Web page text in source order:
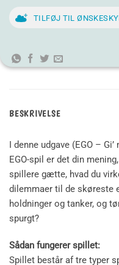
TILFØJ TIL
BESKRIVELSE
I denne udgave (EGO –
EGO-spil er det din
spillere gætte, hvad du
dilemmaer til de skøreste
holdninger og tanker, og
spurgt?
Sådan fungerer spillet:
Spillet består af tre typer